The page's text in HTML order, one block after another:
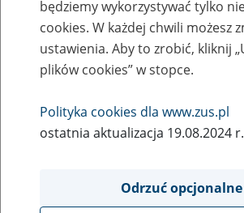
Zaproś ZUS do siebie:
rezerwowane, e-wizyty,
Rodzaj wydarzenia
Szkolenia
Obszar merytoryczny
Płatnicy, ubezpieczeni, świadczeniobiorcy
będziemy wykorzystywać tylko
cookies. W każdej chwili możesz
ustawienia. Aby to zrobić, kliknij
plików cookies” w stopce.
Polityka cookies dla www.zus.pl
ostatnia aktualizacja 19.08.2024 r.
Odrzuć opcjonalne